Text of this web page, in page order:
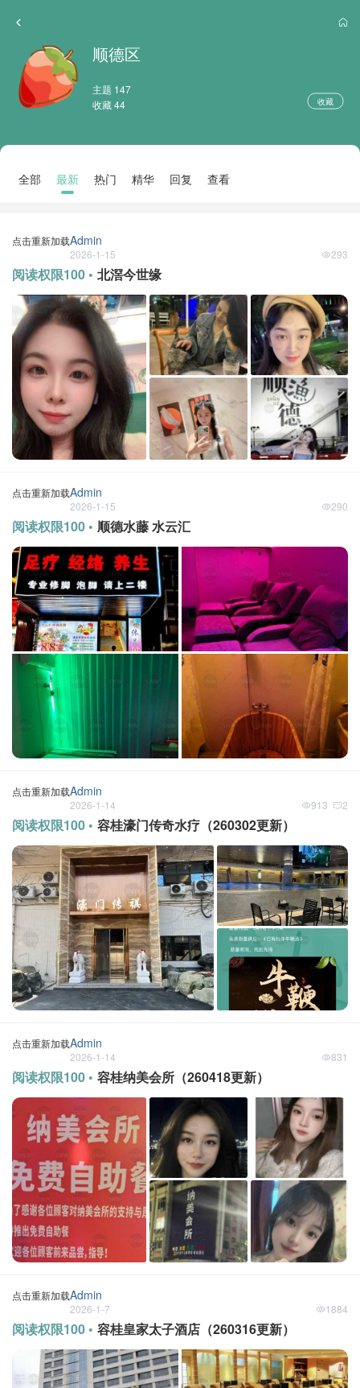
顺德区
主题 147
收藏 44
收藏
全部 最新 热门 精华 回复 查看
点击重新加载Admin
2026-1-15 293
阅读权限100 • 北滘今世缘
点击重新加载Admin
2026-1-15 290
阅读权限100 • 顺德水藤 水云汇
点击重新加载Admin
2026-1-14 2
913
阅读权限100 • 容桂濠门传奇水疗（260302更新）
点击重新加载Admin
2026-1-14 831
阅读权限100 • 容桂纳美会所（260418更新）
点击重新加载Admin
2026-1-7 1884
阅读权限100 • 容桂皇家太子酒店（260316更新）